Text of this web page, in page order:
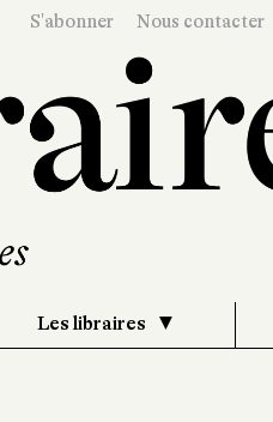
S'abonner Nous contacter
Les libraires